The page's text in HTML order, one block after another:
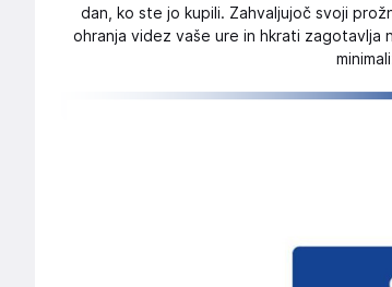
dan, ko ste jo kupili. Zahvaljujoč svoji
ohranja videz vaše ure in hkrati zagotavlja